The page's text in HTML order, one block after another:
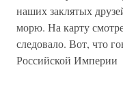
наших заклятых
морю. На карту
следовало. Вот, что
Российской Империи